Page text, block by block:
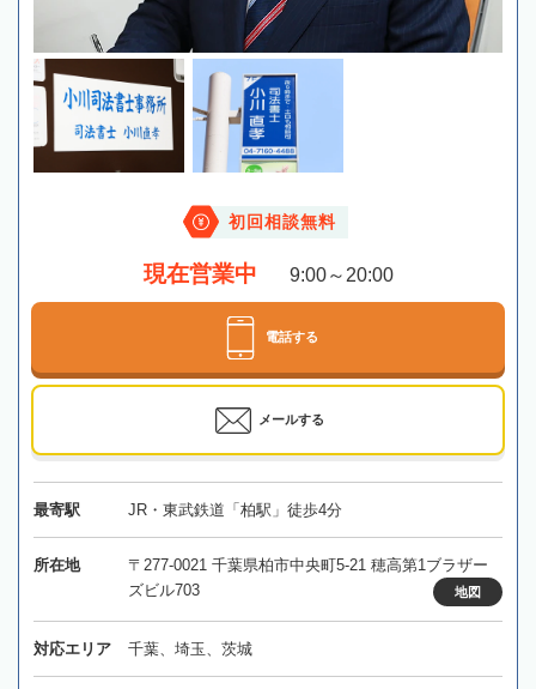
初回相談無料
現在営業中 9:00～20:00
電話する
メールする
最寄駅 JR・東武鉄道「柏駅」徒歩4分
所在地
〒277-0021 千葉県柏市中央町5-21 穂高第1ブラザー
ズビル703
地図
対応エリア 千葉、埼玉、茨城